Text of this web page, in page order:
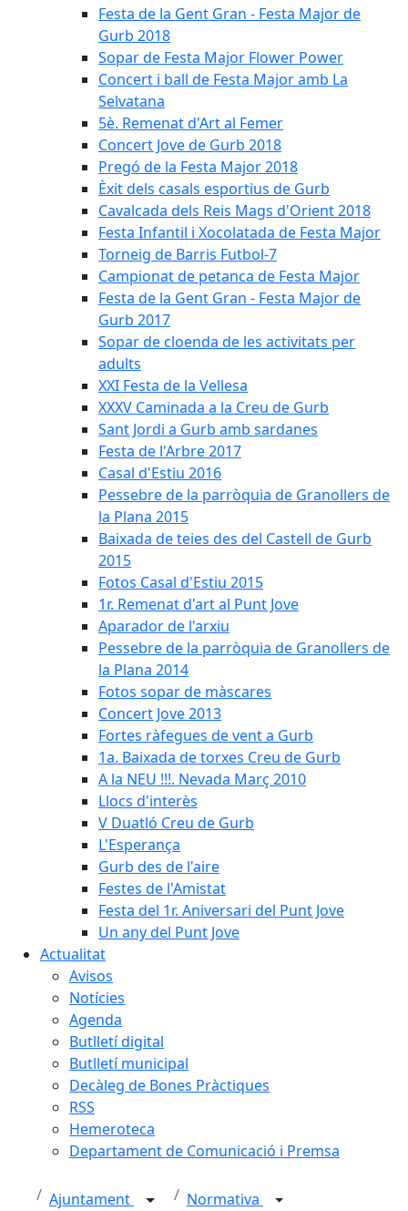
Festa de la Gent Gran - Festa Major de
Gurb 2018
Sopar de Festa Major Flower Power
Concert i ball de Festa Major amb La
Selvatana
5è. Remenat d'Art al Femer
Concert Jove de Gurb 2018
Pregó de la Festa Major 2018
Èxit dels casals esportius de Gurb
Cavalcada dels Reis Mags d'Orient 2018
Festa Infantil i Xocolatada de Festa Major
Torneig de Barris Futbol-7
Campionat de petanca de Festa Major
Festa de la Gent Gran - Festa Major de
Gurb 2017
Sopar de cloenda de les activitats per
adults
XXI Festa de la Vellesa
XXXV Caminada a la Creu de Gurb
Sant Jordi a Gurb amb sardanes
Festa de l'Arbre 2017
Casal d'Estiu 2016
Pessebre de la parròquia de Granollers de
la Plana 2015
Baixada de teies des del Castell de Gurb
2015
Fotos Casal d'Estiu 2015
1r. Remenat d'art al Punt Jove
Aparador de l'arxiu
Pessebre de la parròquia de Granollers de
la Plana 2014
Fotos sopar de màscares
Concert Jove 2013
Fortes ràfegues de vent a Gurb
1a. Baixada de torxes Creu de Gurb
A la NEU !!!. Nevada Març 2010
Llocs d'interès
V Duatló Creu de Gurb
L'Esperança
Gurb des de l'aire
Festes de l'Amistat
Festa del 1r. Aniversari del Punt Jove
Un any del Punt Jove
Actualitat
Avisos
Notícies
Agenda
Butlletí digital
Butlletí municipal
Decàleg de Bones Pràctiques
RSS
Hemeroteca
Departament de Comunicació i Premsa
Ajuntament
Normativa